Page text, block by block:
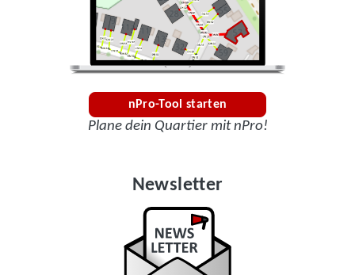
nPro-Tool starten
Plane dein Quartier mit nPro!
Newsletter